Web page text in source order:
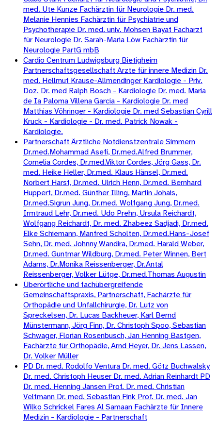
med. Ute Kunze Fachärztin für Neurologie Dr. med.
Melanie Hennies Fachärztin für Psychiatrie und
Psychotherapie Dr. med. univ. Mohsen Bayat Facharzt
für Neurologie Dr. Sarah-Maria Löw Fachärztin für
Neurologie PartG mbB
Cardio Centrum Ludwigsburg Bietigheim
Partnerschaftsgesellschaft Arzte für innere Medizin Dr.
med. Hellmut Krause-Allmendinger Kardiologie - Priv.
Doz. Dr. med Ralph Bosch - Kardiologie Dr. med. Maria
de Ia Paloma Villena Garcia - Kardiologie Dr. med
Matthias Vöhringer - Kardiologie Dr. med Sebastian Cyrill
Kruck - Kardiologie - Dr. med. Patrick Nowak -
Kardiologie.
Partnerschaft Ärztliche Notdienstzentrale Simmern
Dr.med.Mohammad Asefi, Dr.med.Alfred Brummer,
Cornelia Cordes, Dr.med.Viktor Cordes, Jörg Gass, Dr.
med. Heike Heller, Dr.med. Klaus Hänsel, Dr.med.
Norbert Harst, Dr.med. Ulrich Henn, Dr.med. Bernhard
Huppert, Dr.med. Günther Illing, Martin Johais,
Dr.med.Sigrun Jung, Dr.med. Wolfgang Jung, Dr.med.
Irmtraud Lehr, Dr.med. Udo Prehn, Ursula Reichardt,
Wolfgang Reichardt, Dr. med. Zhabeez Sadjadi, Dr.med.
Elke Schiemann, Manfred Scholten, Dr.med.Hans-Josef
Sehn, Dr. med. Johnny Wandira, Dr.med. Harald Weber,
Dr.med. Guntmar Wildburg, Dr.med. Peter Winnen, Bert
Adams, Dr.Monika Reissenberger, Dr.Antal
Reissenberger, Volker Lütge, Dr.med.Thomas Augustin
Überörtliche und fachübergreifende
Gemeinschaftspraxis, Partnerschaft, Fachärzte für
Orthopädie und Unfallchirurgie, Dr. Lutz von
Spreckelsen, Dr. Lucas Backheuer, Karl Bernd
Münstermann, Jörg Finn, Dr. Christoph Spoo, Sebastian
Schwager, Florian Rosenbusch, Jan Henning Bastgen,
Fachärzte für Orthopädie, Arnd Heyer, Dr. Jens Lassen,
Dr. Volker Müller
PD Dr. med. Rodolfo Ventura Dr. med. Götz Buchwalsky
Dr. med. Christoph Heuser Dr. med. Adrian Reinhardt PD
Dr. med. Henning Jansen Prof. Dr. med. Christian
Veltmann Dr. med. Sebastian Fink Prof. Dr. med. Jan
Wilko Schrickel Fares Al Samaan Fachärzte für Innere
Medizin - Kardiologie - Partnerschaft